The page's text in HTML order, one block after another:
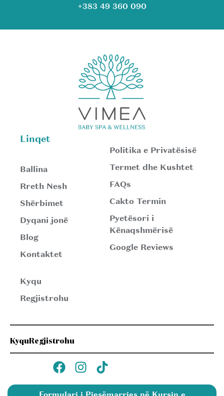
+383 49 360 090
Linqet
Ballina
Rreth Nesh
Shërbimet
Dyqani jonë
Blog
Kontaktet
Kyqu
Regjistrohu
Politika e Privatësisë
Termet dhe Kushtet
FAQs
Cakto Termin
Pyetësori i
Kënaqshmërisë
Google Reviews
KyquRegjistrohu